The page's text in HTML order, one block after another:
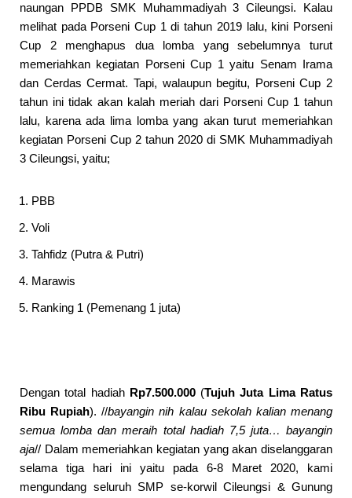
naungan PPDB SMK Muhammadiyah 3 Cileungsi. Kalau
melihat pada Porseni Cup 1 di tahun 2019 lalu, kini Porseni
Cup 2 menghapus dua lomba yang sebelumnya turut
memeriahkan kegiatan Porseni Cup 1 yaitu Senam Irama
dan Cerdas Cermat. Tapi, walaupun begitu, Porseni Cup 2
tahun ini tidak akan kalah meriah dari Porseni Cup 1 tahun
lalu, karena ada lima lomba yang akan turut memeriahkan
kegiatan Porseni Cup 2 tahun 2020 di SMK Muhammadiyah
3 Cileungsi, yaitu;
PBB
Voli
Tahfidz (Putra & Putri)
Marawis
Ranking 1 (Pemenang 1 juta)
Dengan total hadiah Rp7.500.000(Tujuh Juta Lima Ratus
Ribu Rupiah). //bayangin nih kalau sekolah kalian menang
semua lomba dan meraih total hadiah 7,5 juta… bayangin
aja// Dalam memeriahkan kegiatan yang akan diselanggaran
selama tiga hari ini yaitu pada 6-8 Maret 2020, kami
mengundang seluruh SMP se-korwil Cileungsi & Gunung